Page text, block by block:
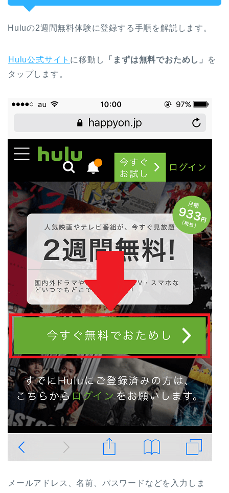
Huluの2週間無料体験に登録する手順を解説します。
Hulu公式サイト に移動し 「まずは無料でおためし」
を
タップします。
メールアドレス、名前、パスワードなどを入力しま